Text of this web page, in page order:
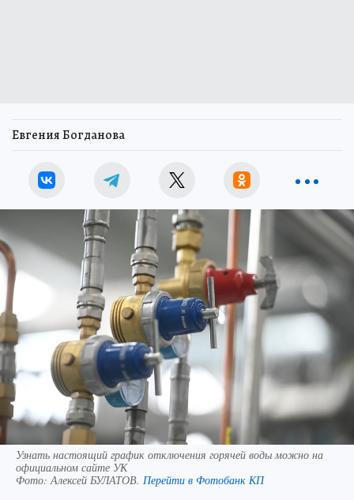
Евгения Богданова
Узнать настоящий график отключения горячей воды можно на
официальном сайте УК
Фото:Алексей БУЛАТОВ. Перейти в Фотобанк КП